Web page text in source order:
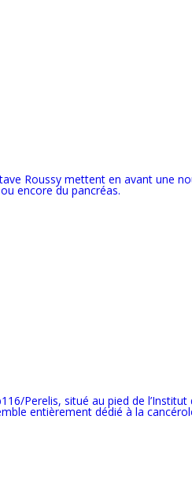
Roussy mettent en avant une
encore du pancréas.
Perelis, situé au pied de l’Institut
entièrement dédié à la